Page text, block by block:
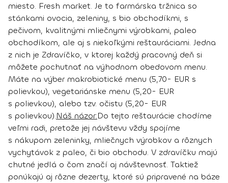
miesto. Fresh market. Je to farmárska tržnica so
stánkami ovocia, zeleniny, s bio obchodíkmi, s
pečivom, kvalitnými mliečnymi výrobkami, paleo
obchodíkom, ale aj s niekoľkými reštauráciami. Jedna
z nich je Zdravíčko, v ktorej každý pracovný deň si
môžete pochutnať na výhodnom obedovom menu.
Máte na výber makrobiotické menu (5,70- EUR s
polievkou), vegetariánske menu (5,20- EUR
s polievkou), alebo tzv. očistu (5,20- EUR
s polievkou).Náš názor:Do tejto reštaurácie chodíme
veľmi radi, pretože jej návštevu vždy spojíme
s nákupom zeleninky, mliečnych výrobkov a rôznych
vychytávok z paleo, či bio obchodu. V zdravíčku majú
chutné jedlá o čom značí aj návštevnosť. Taktiež
ponúkajú aj rôzne dezerty, ktoré sú pripravené na báze